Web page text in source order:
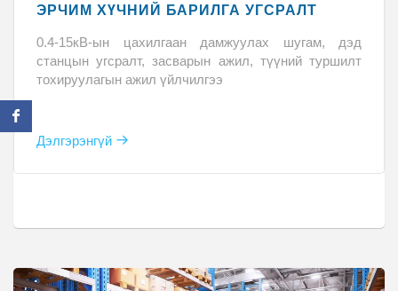
ЭРЧИМ ХҮЧНИЙ БАРИЛГА УГСРАЛТ
0.4-15кВ-ын цахилгаан дамжуулах шугам, дэд
станцын угсралт, засварын ажил, түүний туршилт
тохируулагын ажил үйлчилгээ
Дэлгэрэнгүй